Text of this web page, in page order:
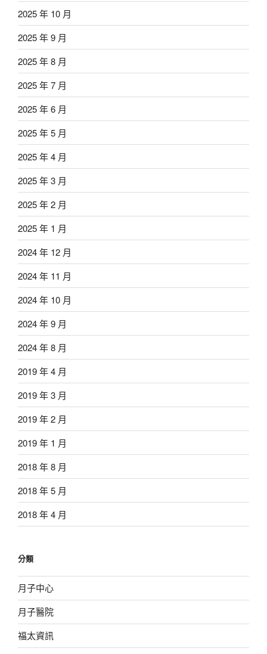
2025 年 10 月
2025 年 9 月
2025 年 8 月
2025 年 7 月
2025 年 6 月
2025 年 5 月
2025 年 4 月
2025 年 3 月
2025 年 2 月
2025 年 1 月
2024 年 12 月
2024 年 11 月
2024 年 10 月
2024 年 9 月
2024 年 8 月
2019 年 4 月
2019 年 3 月
2019 年 2 月
2019 年 1 月
2018 年 8 月
2018 年 5 月
2018 年 4 月
分類
月子中心
月子醫院
福太資訊